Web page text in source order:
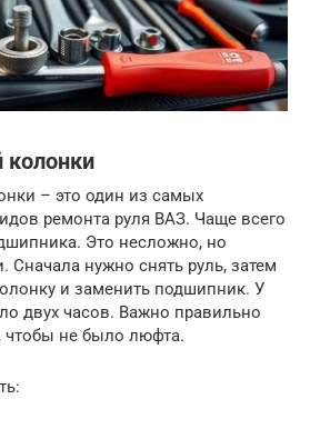
колонки
– это один из самых
ремонта руля ВАЗ. Чаще всего
Это несложно, но
Сначала нужно снять руль, затем
и заменить подшипник. У
двух часов. Важно правильно
чтобы не было люфта.